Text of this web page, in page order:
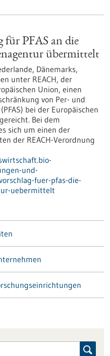
für PFAS an die
übermittelt
Dänemarks,
unter REACH, der
Union, einen
von Per- und
bei der Europäischen
Bei dem
sich um einen der
der REACH-Verordnung
und-
fuer-pfas-die-
uebermittelt